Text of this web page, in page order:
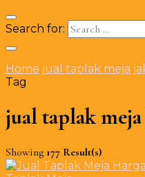
Search for:
Home jual taplak meja
Tag
jual taplak
Showing 177 Result(s)